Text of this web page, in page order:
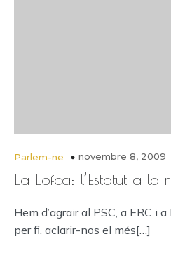
Parlem-ne novembre 8, 2009
La Lofca: l’Estatut a la
Hem d’agrair al PSC, a ERC i
per fi, aclarir-nos el més[…]